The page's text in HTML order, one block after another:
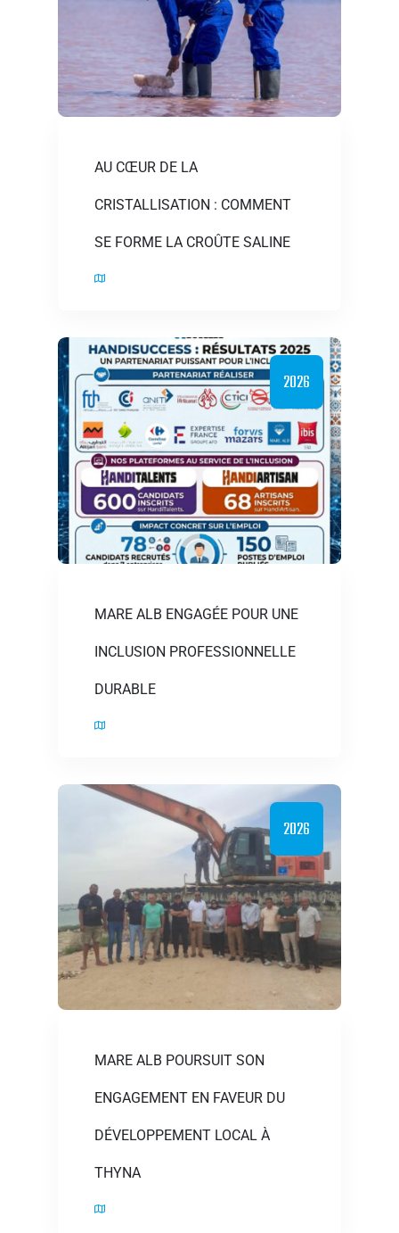
AU CŒUR DE LA
CRISTALLISATION : COMMENT
SE FORME LA CROÛTE SALINE
2026
MARE ALB ENGAGÉE POUR UNE
INCLUSION PROFESSIONNELLE
DURABLE
2026
MARE ALB POURSUIT SON
ENGAGEMENT EN FAVEUR DU
DÉVELOPPEMENT LOCAL À
THYNA